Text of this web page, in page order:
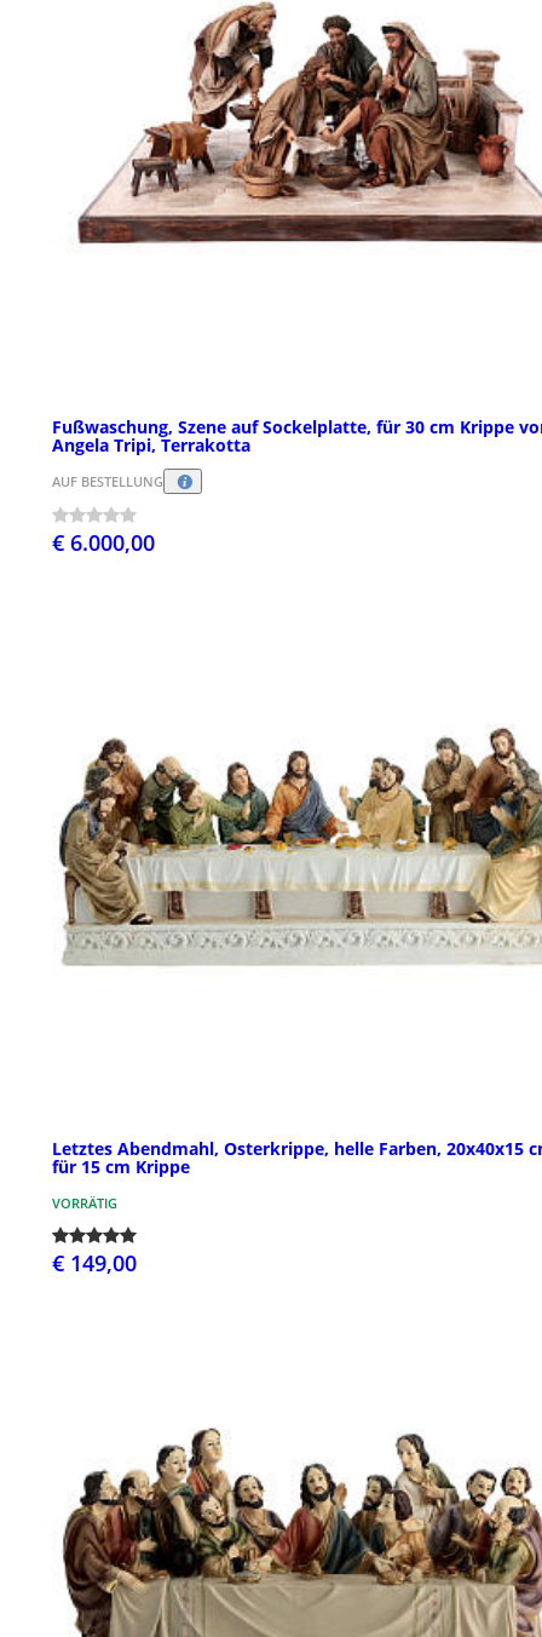
Fußwaschung, Szene auf Sockelplatte, für 30 cm Krippe
Angela Tripi, Terrakotta
AUF BESTELLUNG
€ 6.000,00
Letztes Abendmahl, Osterkrippe, helle Farben, 20x40x15
für 15 cm Krippe
VORRÄTIG
€ 149,00